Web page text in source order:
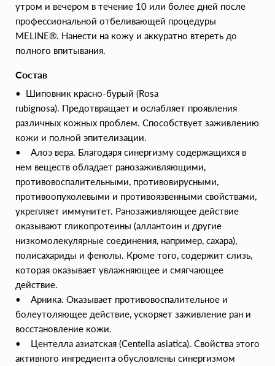
утром и вечером в течение 10 или более дней после
профессиональной отбеливающей процедуры
MELINE®. Нанести на кожу и аккуратно втереть до
полного впитывания.
Состав
• Шиповник красно-бурый (Rosa
rubignosa). Предотвращает и ослабляет проявления
различных кожных проблем. Способствует заживлению
кожи и полной эпителизации.
• Алоэ вера. Благодаря синергизму содержащихся в
нем веществ обладает ранозаживляющими,
противовоспалительными, противовирусными,
противоопухолевыми и противоязвенными свойствами,
укрепляет иммунитет. Ранозаживляющее действие
оказывают гликопротеины (аллантоин и другие
низкомолекулярные соединения, например, сахара),
полисахариды и фенолы. Кроме того, содержит слизь,
которая оказывает увлажняющее и смягчающее
действие.
• Арника. Оказывает противовоспалительное и
болеутоляющее действие, ускоряет заживление ран и
восстановление кожи.
• Центелла азиатская (Centella asiatica). Свойства этого
активного ингредиента обусловлены синергизмом